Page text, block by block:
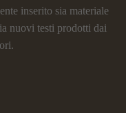
inserito sia materiale
nuovi testi prodotti dai